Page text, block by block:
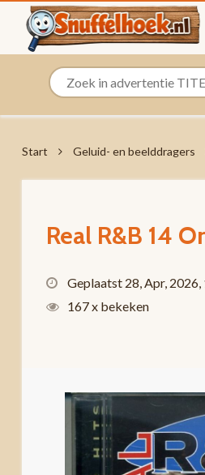
Start Geluid- en beelddragers
Real R&B 14
Geplaatst 28, Apr, 2026,
167 x bekeken